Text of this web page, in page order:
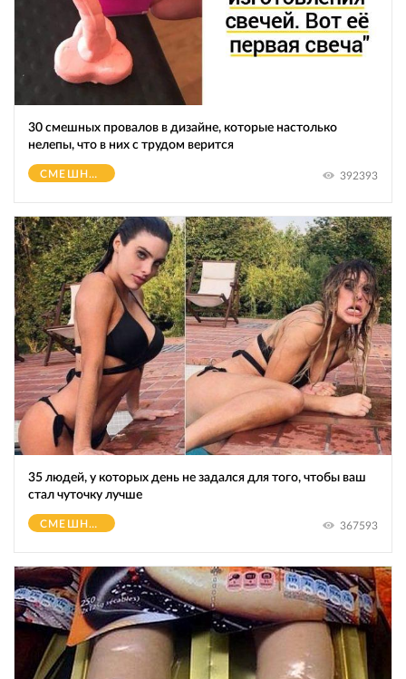
30 смешных провалов в дизайне, которые настолько
нелепы, что в них с трудом верится
СМЕШНОЕ 392393
35 людей, у которых день не задался для того, чтобы ваш
стал чуточку лучше
СМЕШНОЕ 367593